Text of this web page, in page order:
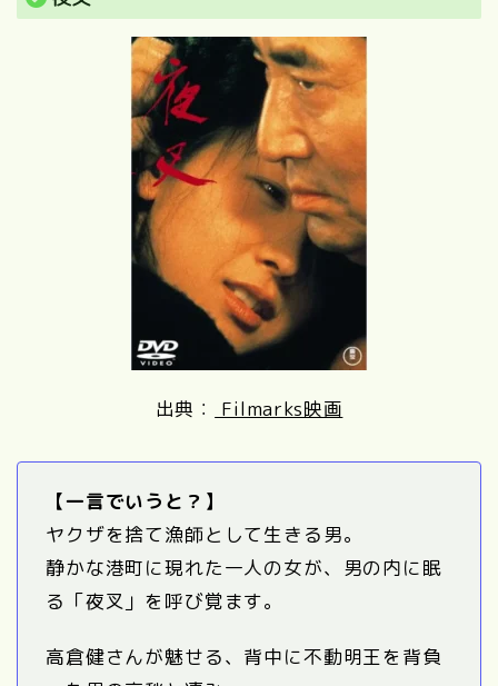
出典： Filmarks映画
【一言でいうと？】
ヤクザを捨て漁師として生きる男。
静かな港町に現れた一人の女が、男の内に眠
る「夜叉」を呼び覚ます。
高倉健さんが魅せる、背中に不動明王を背負